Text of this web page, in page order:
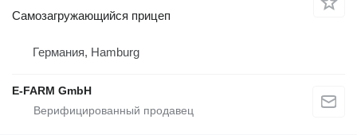
Самозагружающийся прицеп
Германия, Hamburg
E-FARM GmbH